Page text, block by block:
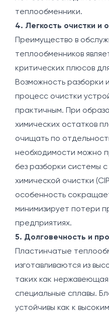
теплообменники.
4. Легкость очистки и
Преимущество в
теплообменников
критических плюсов
Возможность разборки
процесс очистки
практичным. При
химических остатков
очищать по
необходимости можно
без разборки системы
химической очистки
особенность
минимизирует потери
предприятиях.
5. Долговечность и
Пластинчатые
изготавливаются из
таких как
специальные сплавы.
устойчивы как к